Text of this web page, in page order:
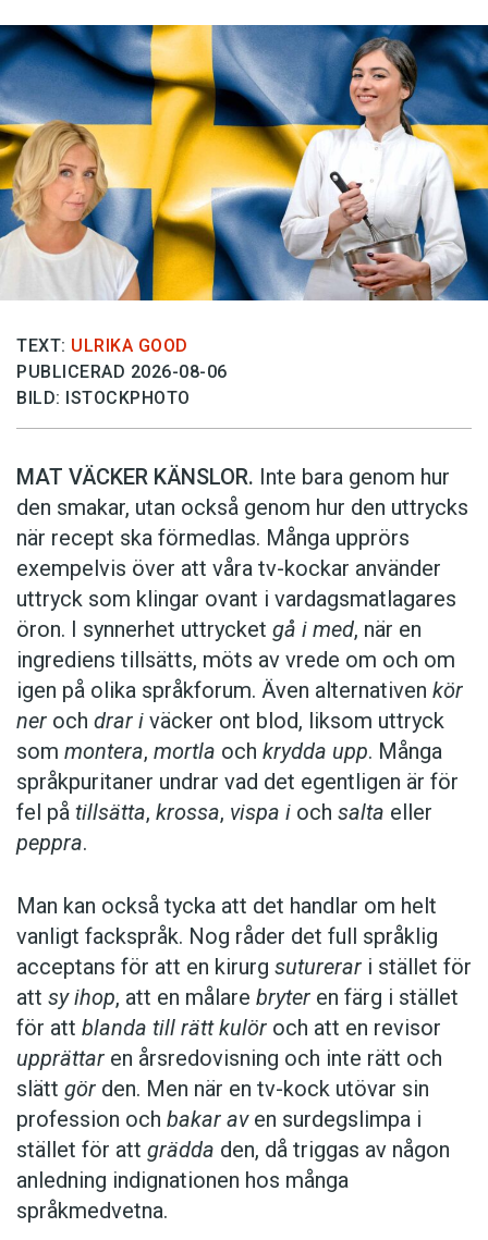
TEXT: ULRIKA GOOD
PUBLICERAD 2026-08-06
BILD: ISTOCKPHOTO
MAT VÄCKER KÄNSLOR. Inte bara genom hur
den smakar, utan också genom hur den uttrycks
när recept ska förmedlas. Många upprörs
exempelvis över att våra tv-kockar använder
uttryck som klingar ovant i vardagsmatlagares
öron. I synnerhet uttrycket gå i med, när en
ingrediens tillsätts, möts av vrede om och om
igen på olika språkforum. Även alternativen kör
ner och drar i väcker ont blod, liksom uttryck
som montera, mortla och krydda upp. Många
språkpuritaner undrar vad det egentligen är för
fel på tillsätta, krossa, vispa i och salta eller
peppra.
Man kan också tycka att det handlar om helt
vanligt fackspråk. Nog råder det full språklig
acceptans för att en kirurg suturerar i stället för
att sy ihop, att en målare bryter en färg i stället
för att blanda till rätt kulör och att en revisor
upprättar en årsredovisning och inte rätt och
slätt gör den. Men när en tv-kock utövar sin
profession och bakar aven surdegslimpa i
stället för att grädda den, då triggas av någon
anledning indignationen hos många
språkmedvetna.